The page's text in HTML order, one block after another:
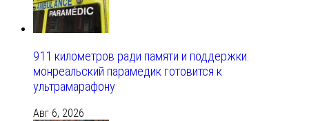
911 километров ради памяти и поддержки:
монреальский парамедик готовится к
ультрамарафону
Авг 6, 2026